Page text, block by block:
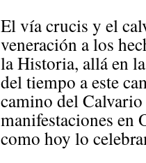
El vía crucis y el
veneración a los
la Historia, allá en
del tiempo a este
camino del Calvario
manifestaciones en
como hoy lo